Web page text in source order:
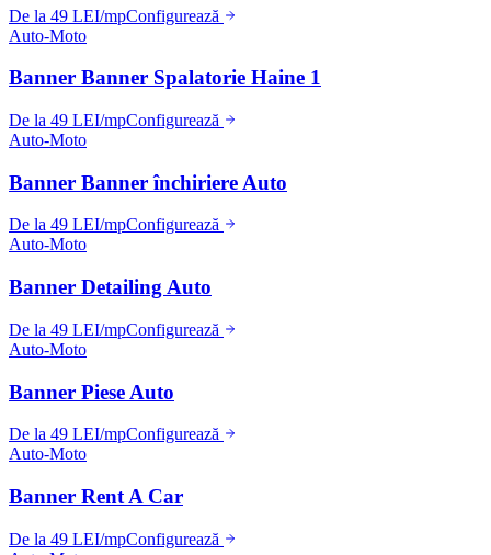
De la 49 LEI/mpConfigurează
Auto-Moto
Banner Banner Spalatorie Haine 1
De la 49 LEI/mpConfigurează
Auto-Moto
Banner Banner închiriere Auto
De la 49 LEI/mpConfigurează
Auto-Moto
Banner Detailing Auto
De la 49 LEI/mpConfigurează
Auto-Moto
Banner Piese Auto
De la 49 LEI/mpConfigurează
Auto-Moto
Banner Rent A Car
De la 49 LEI/mpConfigurează